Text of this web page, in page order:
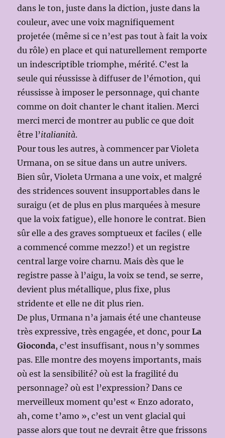
dans le ton, juste dans la diction, juste dans la
couleur, avec une voix magnifiquement
projetée (même si ce n’est pas tout à fait la voix
du rôle) en place et qui naturellement remporte
un indescriptible triomphe, mérité. C’est la
seule qui réussisse à diffuser de l’émotion, qui
réussisse à imposer le personnage, qui chante
comme on doit chanter le chant italien. Merci
merci merci de montrer au public ce que doit
être l’italianità.
Pour tous les autres, à commencer par Violeta
Urmana, on se situe dans un autre univers.
Bien sûr, Violeta Urmana a une voix, et malgré
des stridences souvent insupportables dans le
suraigu (et de plus en plus marquées à mesure
que la voix fatigue), elle honore le contrat. Bien
sûr elle a des graves somptueux et faciles ( elle
a commencé comme mezzo!) et un registre
central large voire charnu. Mais dès que le
registre passe à l’aigu, la voix se tend, se serre,
devient plus métallique, plus fixe, plus
stridente et elle ne dit plus rien.
De plus, Urmana n’a jamais été une chanteuse
très expressive, très engagée, et donc, pourLa
Gioconda, c’est insuffisant, nous n’y sommes
pas. Elle montre des moyens importants, mais
où est la sensibilité? où est la fragilité du
personnage? où est l’expression? Dans ce
merveilleux moment qu’est « Enzo adorato,
ah, come t’amo », c’est un vent glacial qui
passe alors que tout ne devrait être que frissons